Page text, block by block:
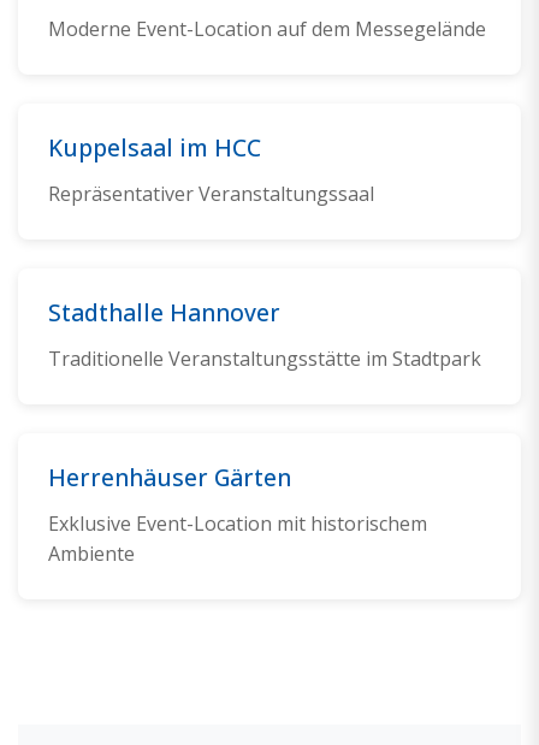
Moderne Event-Location auf dem Messegelände
Kuppelsaal im HCC
Repräsentativer Veranstaltungssaal
Stadthalle Hannover
Traditionelle Veranstaltungsstätte im Stadtpark
Herrenhäuser Gärten
Exklusive Event-Location mit historischem
Ambiente